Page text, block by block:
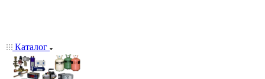
Каталог